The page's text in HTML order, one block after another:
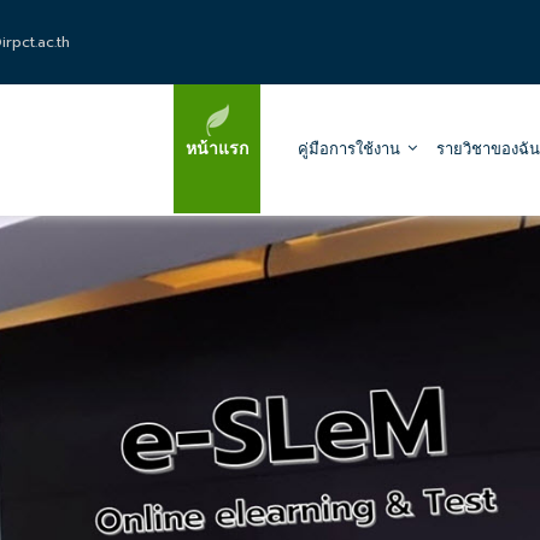
หน้าแรก คู่มือการใช้งาน รายวิชาของฉัน